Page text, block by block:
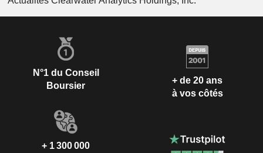
N°1 du Conseil
Boursier
+ de 20 ans
à vos côtés
+ 1 300 000